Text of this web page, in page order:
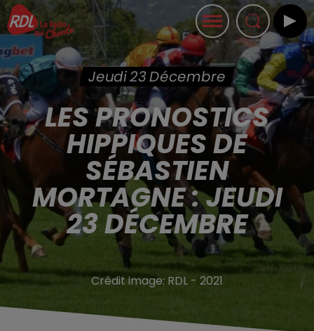
Jeudi 23 Décembre
LES PRONOSTICS
HIPPIQUES DE
SÉBASTIEN
MORTAGNE : JEUDI
23 DÉCEMBRE
Crédit image: RDL - 2021